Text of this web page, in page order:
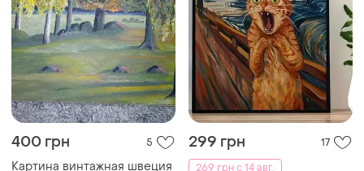
400 грн 5
Картина винтажная швеция
акрил 33×24см
299 грн
17
269 грн с 14 авг.
Постер, картина, кот крик,
мунк крик, плакат, арт,
искусство, мистецтво,
-50%